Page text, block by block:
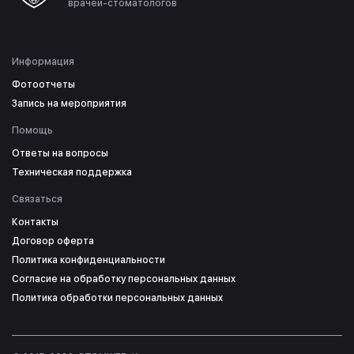
врачей-стоматологов
Информация
Фотоотчеты
Запись на мероприятия
Помощь
Ответы на вопросы
Техническая поддержка
Связаться
Контакты
Договор оферта
Политика конфиденциальности
Согласие на обработку персональных данных
Политика обработки персональных данных